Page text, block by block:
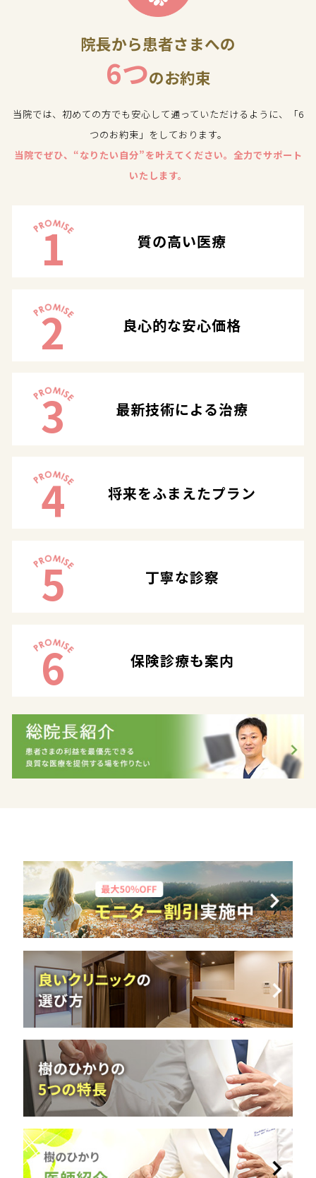
院長から患者さまへの
6つのお約束
当院では、初めての方でも安心して通っていただけるように、「6
つのお約束」をしております。
当院でぜひ、“なりたい自分”を叶えてください。全力でサポート
いたします。
1 質の高い医療
2 良心的な安心価格
3 最新技術による治療
4 将来をふまえたプラン
5 丁寧な診察
6 保険診療も案内